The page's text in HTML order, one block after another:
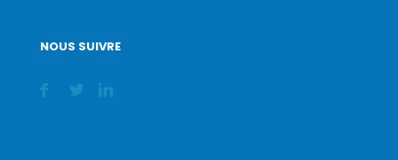
NOUS SUIVRE